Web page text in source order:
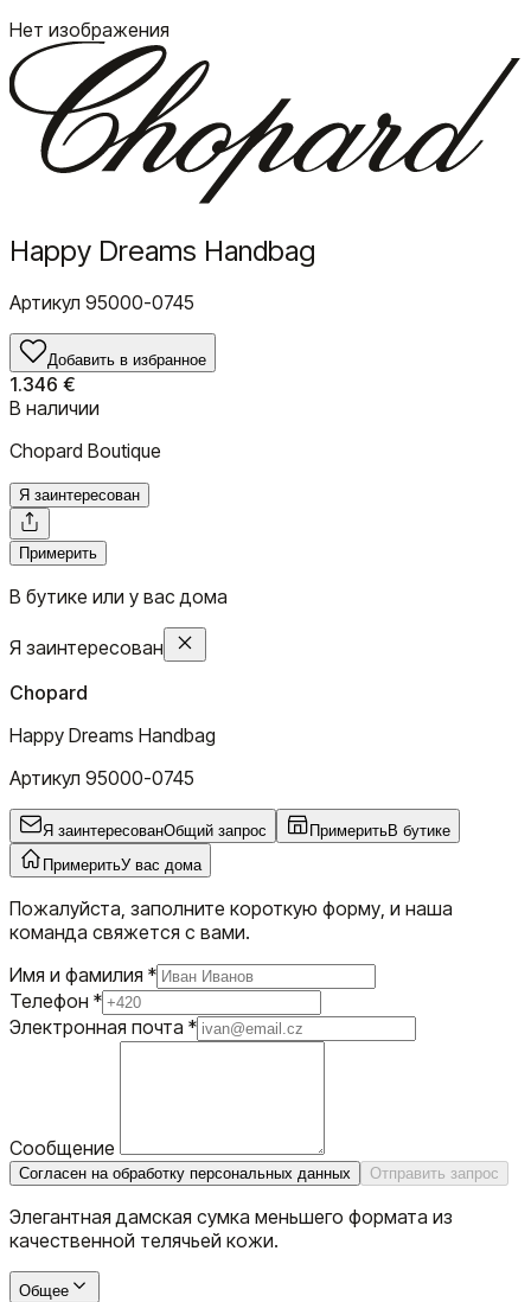
Нет изображения
Happy Dreams Handbag
Артикул 95000-0745
Добавить в избранное
1.346 €
В наличии
Chopard Boutique
Я заинтересован
Примерить
В бутике или у вас дома
Я заинтересован
Chopard
Happy Dreams Handbag
Артикул 95000-0745
Я заинтересованОбщий запрос ПримеритьВ бутике
ПримеритьУ вас дома
Пожалуйста, заполните короткую форму, и наша
команда свяжется с вами.
Имя и фамилия *
Телефон *
Электронная почта *
Сообщение
Согласен на обработку персональных данных Отправить запрос
Элегантная дамская сумка меньшего формата из
качественной телячьей кожи.
Общее